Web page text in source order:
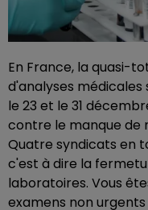
En France, la quasi-
d'analyses
le 23 et le 31
contre le manque de
Quatre syndicats en
c'est à dire la
laboratoires. Vous
examens non